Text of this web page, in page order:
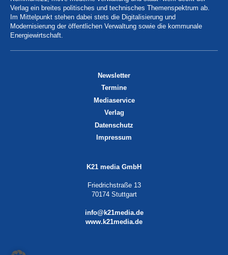
Verlag ein breites politisches und technisches Themenspektrum ab.
Im Mittelpunkt stehen dabei stets die Digitalisierung und
Modernisierung der öffentlichen Verwaltung sowie die kommunale
Energiewirtschaft.
Newsletter
Termine
Mediaservice
Verlag
Datenschutz
Impressum
K21 media GmbH
Friedrichstraße 13
70174 Stuttgart
info@k21media.de
www.k21media.de